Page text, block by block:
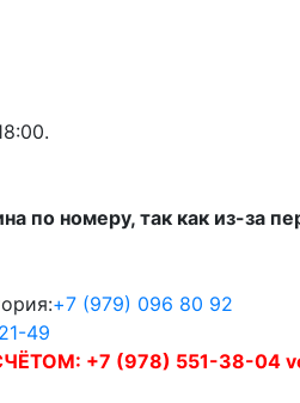
по номеру, так как из-за
+7 (979) 096 80 92
49
+7 (978) 551-38-04